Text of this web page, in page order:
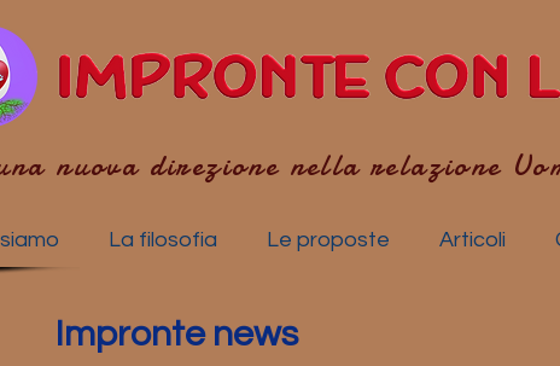
nuova direzione nella relazione
La filosofia Le proposte Articoli
Impronte news